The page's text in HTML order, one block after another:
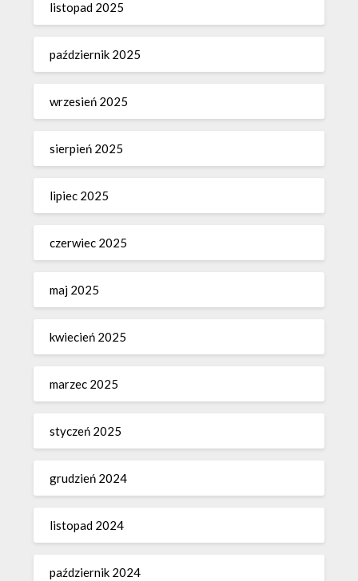
listopad 2025
październik 2025
wrzesień 2025
sierpień 2025
lipiec 2025
czerwiec 2025
maj 2025
kwiecień 2025
marzec 2025
styczeń 2025
grudzień 2024
listopad 2024
październik 2024